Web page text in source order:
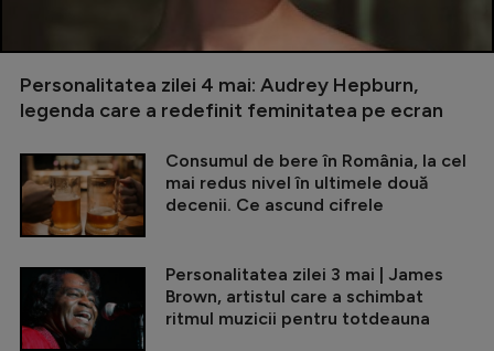
Personalitatea zilei 4 mai: Audrey Hepburn,
legenda care a redefinit feminitatea pe ecran
Consumul de bere în România, la cel
mai redus nivel în ultimele două
decenii. Ce ascund cifrele
Personalitatea zilei 3 mai | James
Brown, artistul care a schimbat
ritmul muzicii pentru totdeauna